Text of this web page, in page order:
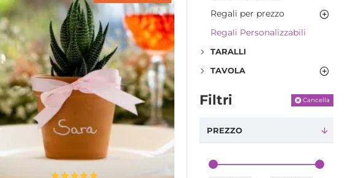
Regali per prezzo
Regali Personalizzabili
TARALLI
TAVOLA
Filtri Cancella
PREZZO